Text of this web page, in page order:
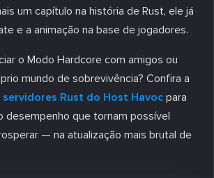
um capítulo na história de Rust, ele já
e a animação na base de jogadores.
o Modo Hardcore com amigos ou
mundo de sobrevivência? Confira a
Rust do Host Havoc para
desempenho que tornam possível
— na atualização mais brutal de